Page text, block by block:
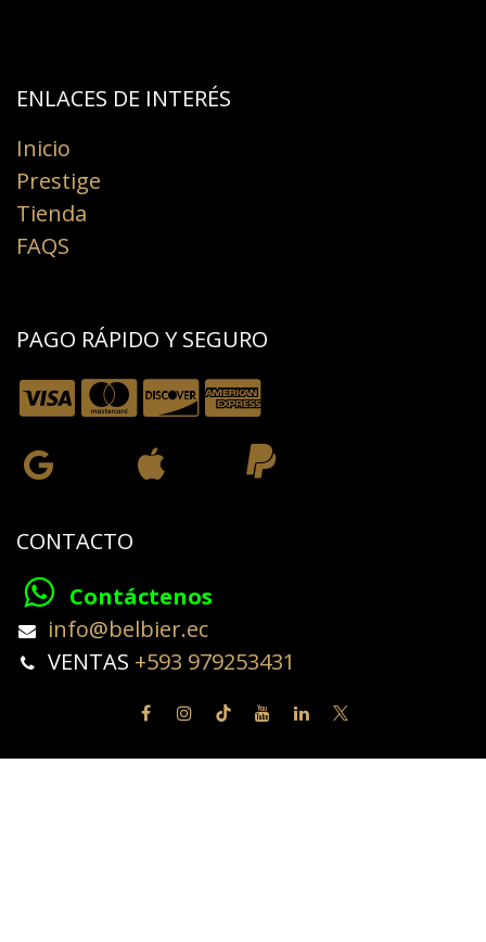
ENLACES DE INTERÉS​
Inicio
Prestige
Tienda
FAQS
PAGO RÁPIDO Y SEGURO
CONTACTO
Contáctenos
​info@belbier.ec​
​​​​​​VENTAS +593 979253431